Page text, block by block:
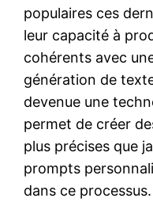
populaires ces
leur capacité à
cohérents avec
génération de
devenue une
permet de créer
plus précises que
prompts
dans ce processus.